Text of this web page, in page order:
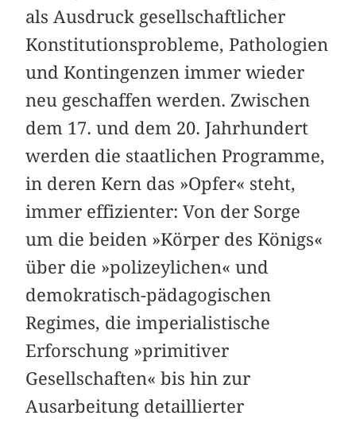
als Ausdruck gesellschaftlicher
Konstitutionsprobleme, Pathologien
und Kontingenzen immer wieder
neu geschaffen werden. Zwischen
dem 17. und dem 20. Jahrhundert
werden die staatlichen Programme,
in deren Kern das »Opfer« steht,
immer effizienter: Von der Sorge
um die beiden »Körper des Königs«
über die »polizeylichen« und
demokratisch-pädagogischen
Regimes, die imperialistische
Erforschung »primitiver
Gesellschaften« bis hin zur
Ausarbeitung detaillierter